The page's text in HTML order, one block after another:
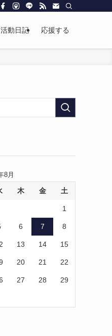
活動日記 応援する
8月
木 金 土
1
6 7 8
13 14 15
20 21 22
27 28 29